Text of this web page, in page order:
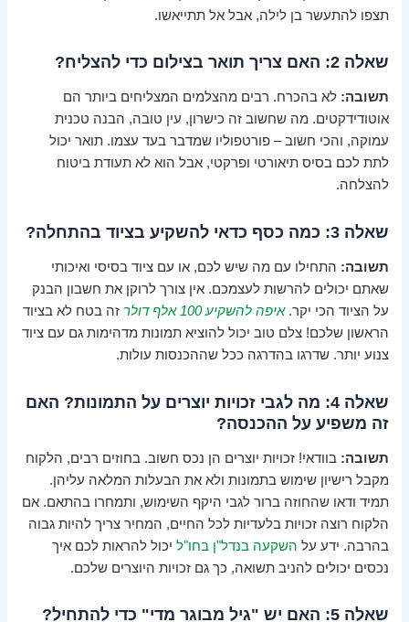
תצפו להתעשר בן לילה, אבל אל תתייאשו.
שאלה 2: האם צריך תואר בצילום כדי להצליח?
תשובה: לא בהכרח. רבים מהצלמים המצליחים ביותר הם
אוטודידקטים. מה שחשוב זה כישרון, עין טובה, הבנה טכנית
עמוקה, והכי חשוב – פורטפוליו שמדבר בעד עצמו. תואר יכול
לתת לכם בסיס תיאורטי ופרקטי, אבל הוא לא תעודת ביטוח
להצלחה.
שאלה 3: כמה כסף כדאי להשקיע בציוד בהתחלה?
תשובה: התחילו עם מה שיש לכם, או עם ציוד בסיסי ואיכותי
שאתם יכולים להרשות לעצמכם. אין צורך לרוקן את חשבון הבנק
על הציוד הכי יקר.איפה להשקיע 100 אלף דולר
זה בטח לא בציוד
הראשון שלכם! צלם טוב יכול להוציא תמונות מדהימות גם עם ציוד
צנוע יותר. שדרגו בהדרגה ככל שההכנסות עולות.
שאלה 4: מה לגבי זכויות יוצרים על התמונות? האם
זה משפיע על ההכנסה?
תשובה: בוודאי! זכויות יוצרים הן נכס חשוב. בחוזים רבים, הלקוח
מקבל רישיון שימוש בתמונות ולא את הבעלות המלאה עליהן.
תמיד ודאו שהחוזה ברור לגבי היקף השימוש, ותמחרו בהתאם. אם
הלקוח רוצה זכויות בלעדיות לכל החיים, המחיר צריך להיות גבוה
בהרבה. ידע על השקעה בנדל"ן בחו"ל יכול להראות לכם איך
נכסים יכולים להניב תשואה, כך גם זכויות היוצרים שלכם.
שאלה 5: האם יש "גיל מבוגר מדי" כדי להתחיל?